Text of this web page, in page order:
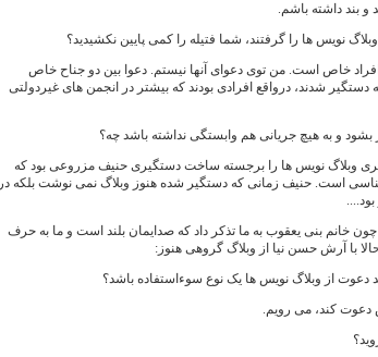
بند داشته باشم.
نویس ها را گرفتند، شما فتیله را کمی پایین نکشیدید؟
خاص است. من توی دعوای آنها نیستم. دعوا بین دو جناح خاص
شدند، درواقع افرادی بودند که بیشتر در انجمن های غیردولتی
بشود و به هیچ جریانی هم وابستگی نداشته باشد چه؟
وبلاگ نویس ها را برجسته ساخت دستگیری حنیف مزروعی بود که
است. حنیف زمانی که دستگیر شده هنوز وبلاگ نمی نوشت بلکه در
چون خانم بنی یعقوب به ما تذکر داد که صدایمان بلند است و ما به حرف
با آرش حسن نیا از وبلاگ گروهی هنوز:
از وبلاگ نویس ها یک نوع سوءاستفاده باشد؟
دعوت کند، می رویم.